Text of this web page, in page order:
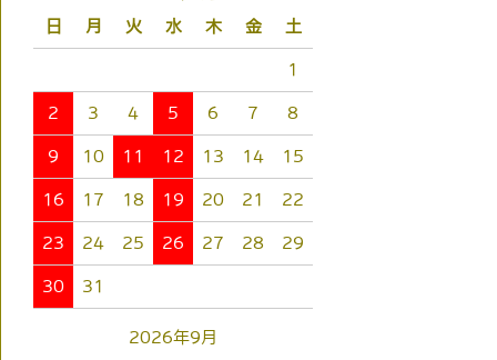
日
月 火 水 木 金 土
1
2 3 4 5 6 7 8
9 10 11 12 13 14 15
16 17 18 19 20 21 22
23 24 25 26 27 28 29
30 31
2026年9月